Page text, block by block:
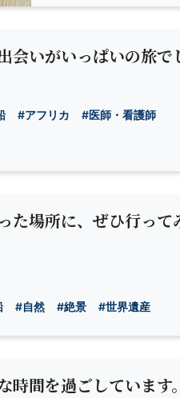
いがいっぱいの旅で
#アフリカ #医師・看護師
た場所に、ぜひ行って
#自然 #絶景 #世界遺産
間を過ごしています。